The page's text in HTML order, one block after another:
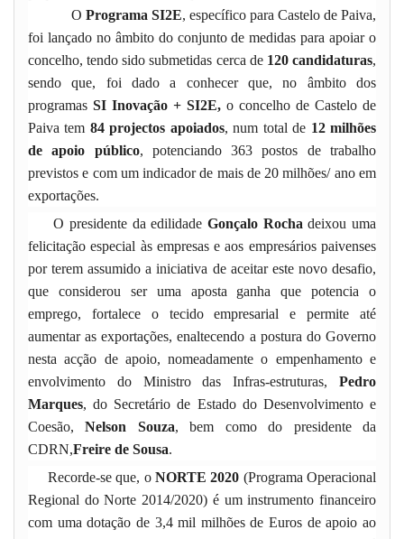
O Programa SI2E, específico para Castelo de Paiva,
foi lançado no âmbito do conjunto de medidas para apoiar o
concelho, tendo sido submetidas cerca de 120 candidaturas,
sendo que, foi dado a conhecer que, no âmbito dos
programas SI Inovação + SI2E, o concelho de Castelo de
Paiva tem 84 projectos apoiados, num total de 12 milhões
de apoio público, potenciando 363 postos de trabalho
previstos e com um indicador de mais de 20 milhões/ ano em
exportações.
O presidente da edilidade Gonçalo Rocha deixou uma
felicitação especial às empresas e aos empresários paivenses
por terem assumido a iniciativa de aceitar este novo desafio,
que considerou ser uma aposta ganha que potencia o
emprego, fortalece o tecido empresarial e permite até
aumentar as exportações, enaltecendo a postura do Governo
nesta acção de apoio, nomeadamente o empenhamento e
envolvimento do Ministro das Infras-estruturas, Pedro
Marques, do Secretário de Estado do Desenvolvimento e
Coesão,Nelson Souza, bem como do presidente da
CDRN,Freire de Sousa.
Recorde-se que, o NORTE 2020 (Programa Operacional
Regional do Norte 2014/2020) é um instrumento financeiro
com uma dotação de 3,4 mil milhões de Euros de apoio ao